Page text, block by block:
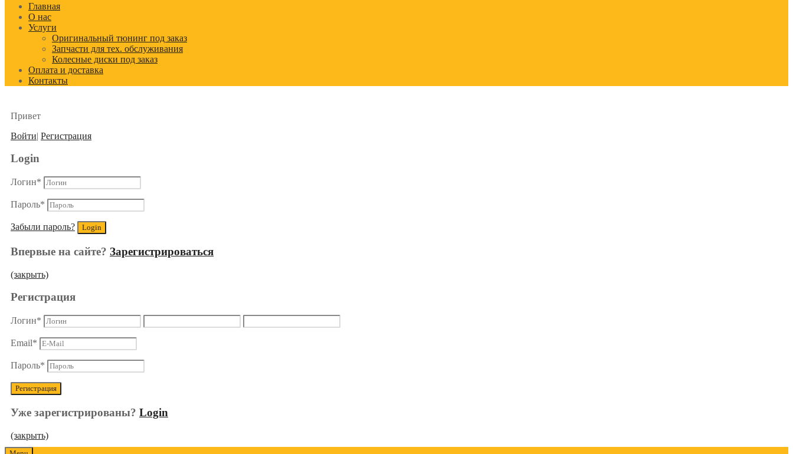
Главная
О нас
Услуги
Оригинальный тюнинг под заказ
Запчасти для тех. обслуживания
Колесные диски под заказ
Оплата и доставка
Контакты
Привет
Войти| Регистрация
Login
Логин*
Пароль*
Забыли пароль?
Впервые на сайте? Зарегистрироваться
(закрыть)
Регистрация
Логин*
Email*
Пароль*
Уже зарегистрированы? Login
(закрыть)